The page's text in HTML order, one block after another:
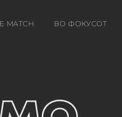
MATCH ВО ФОКУСОТ